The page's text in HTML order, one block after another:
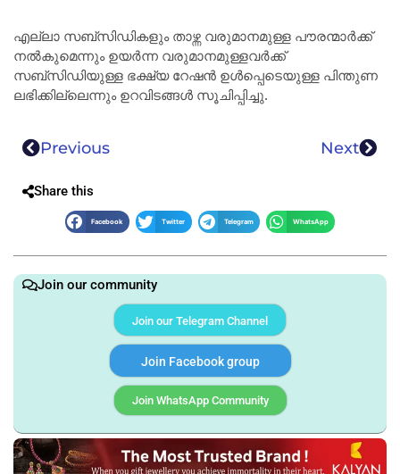
എല്ലാ സബ്‌സിഡികളും താഴ്ന്ന വരുമാനമുള്ള പൗരന്മാർക്ക്
നൽകുമെന്നും ഉയർന്ന വരുമാനമുള്ളവർക്ക്
സബ്‌സിഡിയുള്ള ഭക്ഷ്യ റേഷൻ ഉൾപ്പെടെയുള്ള പിന്തുണ
ലഭിക്കില്ലെന്നും ഉറവിടങ്ങൾ സൂചിപ്പിച്ചു.
Previous Next
Share this
Facebook Twitter Telegram WhatsApp
Join our community
Join our Telegram Channel
Join Facebook group
Join WhatsApp Community